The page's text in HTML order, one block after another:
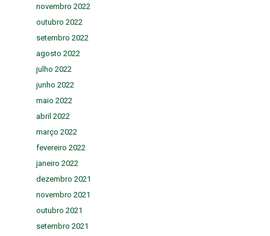
novembro 2022
outubro 2022
setembro 2022
agosto 2022
julho 2022
junho 2022
maio 2022
abril 2022
março 2022
fevereiro 2022
janeiro 2022
dezembro 2021
novembro 2021
outubro 2021
setembro 2021